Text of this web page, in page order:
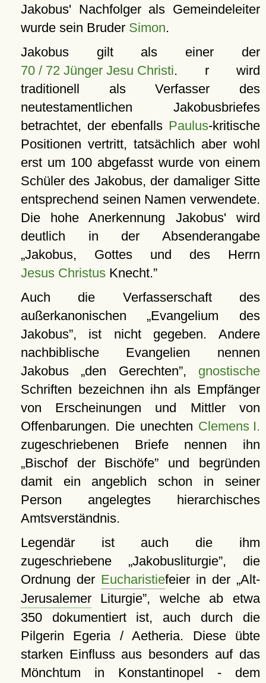
Jakobus' Nachfolger als Gemeindeleiter
wurde sein Bruder Simon.
Jakobus gilt als einer der
70 / 72 Jünger Jesu Christi. r wird
traditionell als Verfasser des
neutestamentlichen Jakobusbriefes
betrachtet, der ebenfalls Paulus-kritische
Positionen vertritt, tatsächlich aber wohl
erst um 100 abgefasst wurde von einem
Schüler des Jakobus, der damaliger Sitte
entsprechend seinen Namen verwendete.
Die hohe Anerkennung Jakobus' wird
deutlich in der Absenderangabe
Jakobus, Gottes und des Herrn
Jesus ChristusKnecht.
Auch die Verfasserschaft des
außerkanonischen Evangelium des
Jakobus , ist nicht gegeben. Andere
nachbiblische Evangelien nennen
Jakobus den Gerechten , gnostische
Schriften bezeichnen ihn als Empfänger
von Erscheinungen und Mittler von
Offenbarungen. Die unechten Clemens I.
zugeschriebenen Briefe nennen ihn
Bischof der Bischöfe
und begründen
damit ein angeblich schon in seiner
Person angelegtes hierarchisches
Amtsverständnis.
Legendär ist auch die ihm
zugeschriebene
Jakobusliturgie , die
Ordnung der Eucharistiefeier in der Alt-
JerusalemerLiturgie , welche ab etwa
350 dokumentiert ist, auch durch die
Pilgerin Egeria / Aetheria. Diese übte
starken Einfluss aus besonders auf das
Mönchtum in Konstantinopel - dem